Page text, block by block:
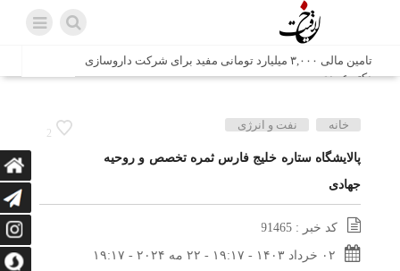
تامین مالی ۳,۰۰۰ میلیارد تومانی مفید برای شرکت داروسازی
دکتر عبیدی
شش وزیر کابینه پاکستان با حضور در سفارت ایران در اسلام
اتابک: ظرفیت های جدید همکاری‌های تجاری ایران و پاکستان با
محوریت بخش خصوصی فعال می‌شود
در مسیر جا‌مانده‌ها، دل‌ها به کربلا رسیده است
وزیر صمت خواستار پیگیری کانتینرهای ایرانی در بندر کراچی
2
خانه نفت و انرژی
پالایشگاه ستاره خلیج فارس ثمره تخصص و روحیه
جهادی
کد خبر : 91465
۰۲ خرداد ۱۴۰۳ - ۱۹:۱۷ - ۲۲ مه ۲۰۲۴ - ۱۹:۱۷